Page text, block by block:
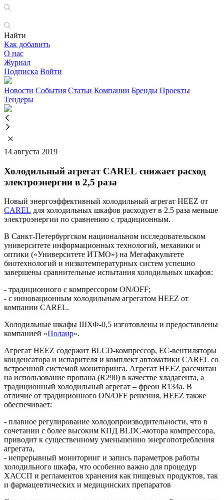
Найти
Как добавить
О нас
Журнал
Подписка Войти
Новости События Статьи Компании Бренды Проекты
Тендеры
14 августа 2019
Холодильный агрегат CAREL снижает расход
электроэнергии в 2,5 раза
Новый энергоэффективный холодильный агрегат HEEZ от
CAREL для холодильных шкафов расходует в 2.5 раза меньше
электроэнергии по сравнению с традиционным.
В Санкт-Петербургском национальном исследовательском
университете информационных технологий, механики и
оптики («Университете ИТМО») на Мегафакультете
биотехнологий и низкотемпературных систем успешно
завершены сравнительные испытания холодильных шкафов:
- традиционного с компрессором ON/OFF;
- с инновационным холодильным агрегатом HEEZ от
компании CAREL.
Холодильные шкафы ШХФ-0,5 изготовлены и предоставлены
компанией «Полаир».
Агрегат HEEZ содержит BLCD-компрессор, EC-вентиляторы
конденсатора и испарителя и комплект автоматики CAREL со
встроенной системой мониторинга. Агрегат HEEZ рассчитан
на использование пропана (R290) в качестве хладагента, а
традиционный холодильный агрегат – фреон R134a. В
отличие от традиционного ON/OFF решения, HEEZ также
обеспечивает:
- плавное регулирование холодопроизводительности, что в
сочетании с более высоким КПД BLDC-мотора компрессора,
приводит к существенному уменьшению энергопотребления
агрегата,
- непрерывный мониторинг и запись параметров работы
холодильного шкафа, что особенно важно для процедур
ХАССП и регламентов хранения как пищевых продуктов, так
и фармацевтических и медицинских препаратов